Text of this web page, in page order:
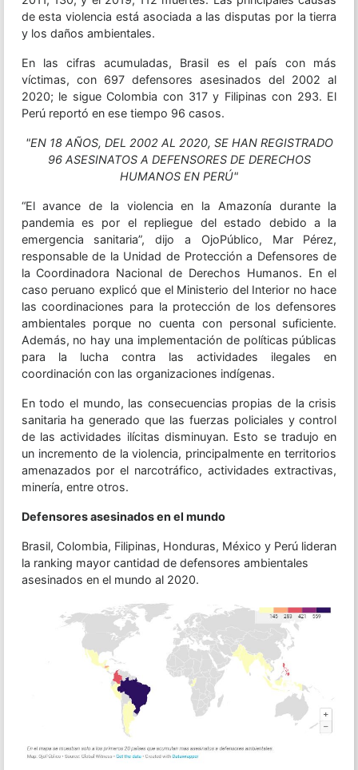
de esta violencia está asociada a las disputas por la tierra
y los daños ambientales.
En las cifras acumuladas, Brasil es el país con más
víctimas, con 697 defensores asesinados del 2002 al
2020; le sigue Colombia con 317 y Filipinas con 293. El
Perú reportó en ese tiempo 96 casos.
"EN 18 AÑOS, DEL 2002 AL 2020, SE HAN REGISTRADO
96 ASESINATOS A DEFENSORES DE DERECHOS
HUMANOS EN PERÚ"
“El avance de la violencia en la Amazonía durante la
pandemia es por el repliegue del estado debido a la
emergencia sanitaria”, dijo a OjoPúblico, Mar Pérez,
responsable de la Unidad de Protección a Defensores de
la Coordinadora Nacional de Derechos Humanos. En el
caso peruano explicó que el Ministerio del Interior no hace
las coordinaciones para la protección de los defensores
ambientales porque no cuenta con personal suficiente.
Además, no hay una implementación de políticas públicas
para la lucha contra las actividades ilegales en
coordinación con las organizaciones indígenas.
En todo el mundo, las consecuencias propias de la crisis
sanitaria ha generado que las fuerzas policiales y control
de las actividades ilícitas disminuyan. Esto se tradujo en
un incremento de la violencia, principalmente en territorios
amenazados por el narcotráfico, actividades extractivas,
minería, entre otros.
Defensores asesinados en el mundo
Brasil, Colombia, Filipinas, Honduras, México y Perú lideran
la ranking mayor cantidad de defensores ambientales
asesinados en el mundo al 2020.